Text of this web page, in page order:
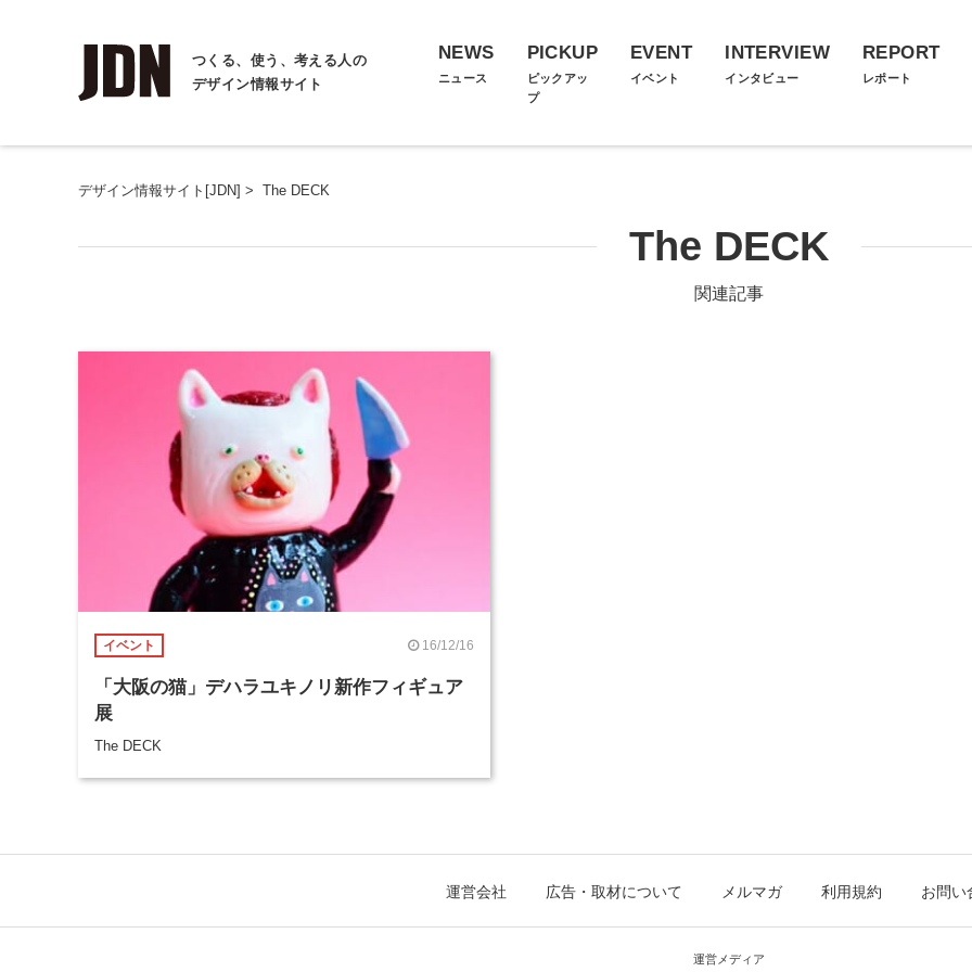
つくる、使う、考える人の
デザイン情報サイト
NEWS
ニュース
PICKUP
ピックアッ
プ
EVENT
イベント
INTERVIEW
インタビュー
REPORT
レポート
デザイン情報サイト[JDN] > The DECK
The DECK
関連記事
イベント 16/12/16
「大阪の猫」デハラユキノリ新作フィギュア
展
The DECK
運営会社 広告・取材について メルマガ 利用規約 お問い
運営メディア